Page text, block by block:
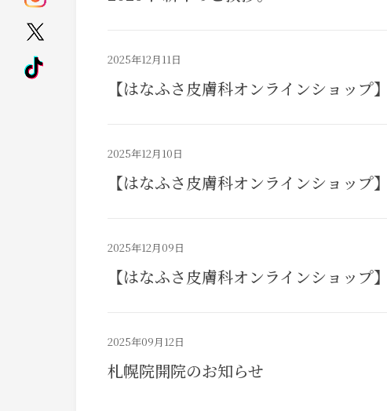
2025年12月11日
【はなふさ皮膚科オンラインショッ
2025年12月10日
【はなふさ皮膚科オンラインショップ
2025年12月09日
【はなふさ皮膚科オンラインショップ
2025年09月12日
札幌院開院のお知らせ